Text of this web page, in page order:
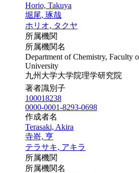
Horio, Takuya
堀尾, 琢哉
ホリオ, タクヤ
所属機関
所属機関名
Department of Chemistry, Faculty
University
九州大学大学院理学研究院
著者識別子
100018238
0000-0001-8293-0698
作成者名
Terasaki, Akira
寺嵜, 亨
テラサキ, アキラ
所属機関
所属機関名